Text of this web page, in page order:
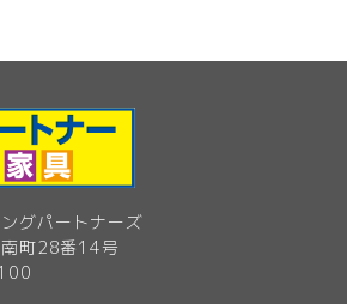
グパートナーズ
町28番14号